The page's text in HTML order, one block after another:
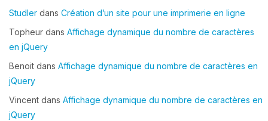
Studler dans Création d’un site pour une imprimerie en ligne
Topheur dans Affichage dynamique du nombre de caractères
en jQuery
Benoit dans Affichage dynamique du nombre de caractères en
jQuery
Vincent dans Affichage dynamique du nombre de caractères en
jQuery